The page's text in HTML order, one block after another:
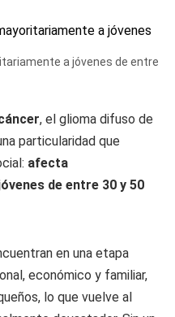
a jóvenes de entre
, el glioma difuso de
particularidad que
afecta
de entre 30 y 50
en una etapa
económico y familiar,
lo que vuelve al